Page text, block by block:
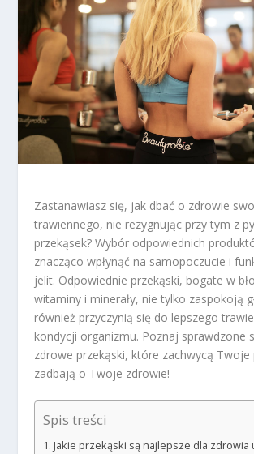
Zastanawiasz się, jak dbać o zdrowie
trawiennego, nie rezygnując przy tym z
przekąsek? Wybór odpowiednich
znacząco wpłynąć na samopoczucie i
jelit. Odpowiednie przekąski, bogate w
witaminy i minerały, nie tylko zaspokoją
również przyczynią się do lepszego
kondycji organizmu. Poznaj sprawdzone
zdrowe przekąski, które zachwycą Twoje
zadbają o Twoje zdrowie!
Spis treści
Jakie przekąski są najlepsze dla zdrowia